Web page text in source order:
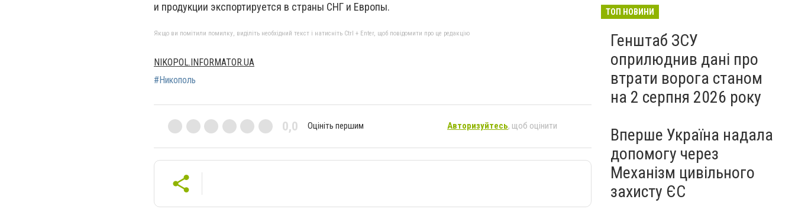
и продукции экспортируется в страны СНГ и Европы.
Якщо ви помітили помилку, виділіть необхідний текст і натисніть Ctrl + Enter, щоб повідомити про це редакцію
NIKOPOL.INFORMATOR.UA
#Никополь
0,0 Оцініть першим Авторизуйтесь, щоб оцінити
ТОП НОВИНИ
Генштаб ЗСУ
оприлюднив дані про
втрати ворога станом
на 2 серпня 2026 року
Вперше Україна надала
допомогу через
Механізм цивільного
захисту ЄС